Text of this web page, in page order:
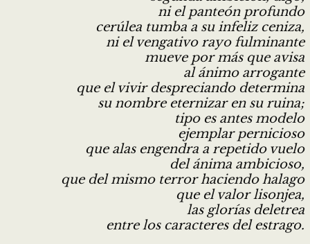
ni el panteón profundo
cerúlea tumba a su infeliz ceniza,
ni el vengativo rayo fulminante
mueve por más que avisa
al ánimo arrogante
que el vivir despreciando determina
su nombre eternizar en su ruina;
tipo es antes modelo
ejemplar pernicioso
que alas engendra a repetido vuelo
del ánima ambicioso,
que del mismo terror haciendo halago
que el valor lisonjea,
las glorías deletrea
entre los caracteres del estrago.